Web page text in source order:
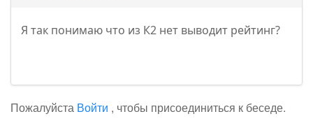
Я так понимаю что из К2 нет выводит рейтинг?
Пожалуйста Войти , чтобы присоединиться к беседе.